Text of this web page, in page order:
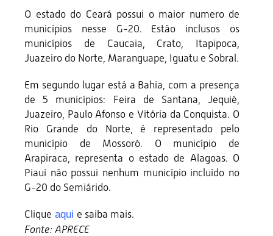
O estado do Ceará possui o maior numero de
municípios nesse G-20. Estão inclusos os
municípios de Caucaia, Crato, Itapipoca,
Juazeiro do Norte, Maranguape, Iguatu e Sobral.
Em segundo lugar está a Bahia, com a presença
de 5 municípios: Feira de Santana, Jequié,
Juazeiro, Paulo Afonso e Vitória da Conquista. O
Rio Grande do Norte, é representado pelo
município de Mossoró. O município de
Arapiraca, representa o estado de Alagoas. O
Piauí não possui nenhum município incluído no
G-20 do Semiárido.
Clique aqui e saiba mais.
Fonte: APRECE